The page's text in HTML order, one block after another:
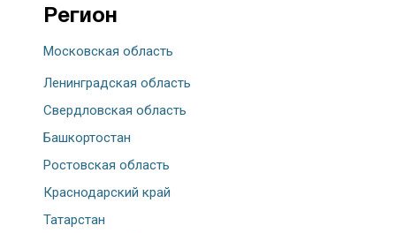
Регион
Московская область
Ленинградская область
Свердловская область
Башкортостан
Ростовская область
Краснодарский край
Татарстан